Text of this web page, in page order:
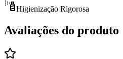
Higienização Rigorosa
Avaliações do produto